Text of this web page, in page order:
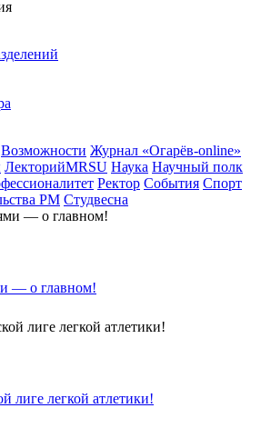
Возможности Журнал «Огарёв-online»
ЛекторийMRSU Наука Научный полк
Ректор События Спорт
РМ Студвесна
— о главном!
лиге легкой атлетики!